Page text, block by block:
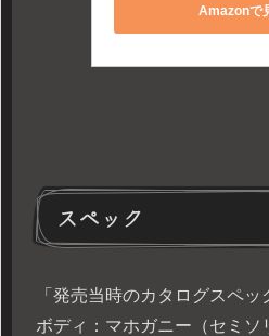
Amazonで
スペック
「発売当時のカタログスペッ
ボディ：マホガニー（セミソ